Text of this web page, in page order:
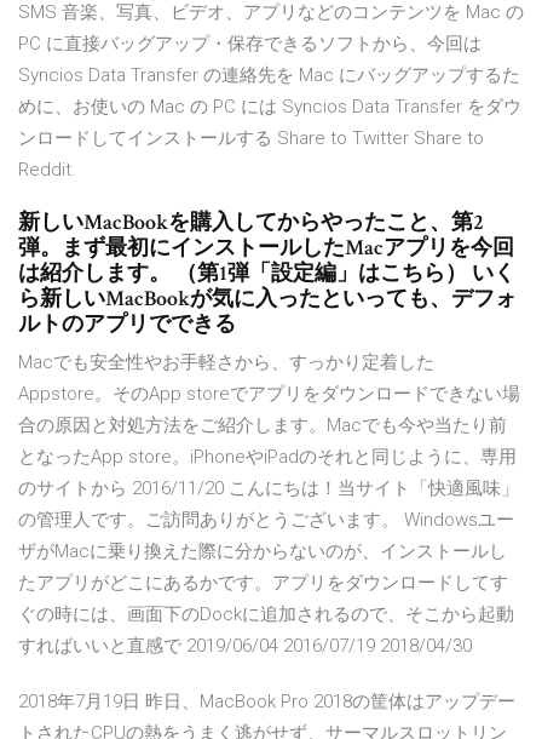
SMS 音楽、写真、ビデオ、アプリなどのコンテンツを Mac の
PC に直接バッグアップ・保存できるソフトから、今回は
Syncios Data Transfer の連絡先を Mac にバッグアップするた
めに、お使いの Mac の PC には Syncios Data Transfer をダウ
ンロードしてインストールする Share to Twitter Share to
Reddit.
新しいMacBookを購入してからやったこと、第2
弾。まず最初にインストールしたMacアプリを今回
は紹介します。 （第1弾「設定編」はこちら） いく
ら新しいMacBookが気に入ったといっても、デフォ
ルトのアプリでできる
Macでも安全性やお手軽さから、すっかり定着した
Appstore。そのApp storeでアプリをダウンロードできない場
合の原因と対処方法をご紹介します。Macでも今や当たり前
となったApp store。iPhoneやiPadのそれと同じように、専用
のサイトから 2016/11/20 こんにちは！当サイト「快適風味」
の管理人です。ご訪問ありがとうございます。 Windowsユー
ザがMacに乗り換えた際に分からないのが、インストールし
たアプリがどこにあるかです。アプリをダウンロードしてす
ぐの時には、画面下のDockに追加されるので、そこから起動
すればいいと直感で 2019/06/04 2016/07/19 2018/04/30
2018年7月19日 昨日、MacBook Pro 2018の筐体はアップデー
トされたCPUの熱をうまく逃がせず、サーマルスロットリン